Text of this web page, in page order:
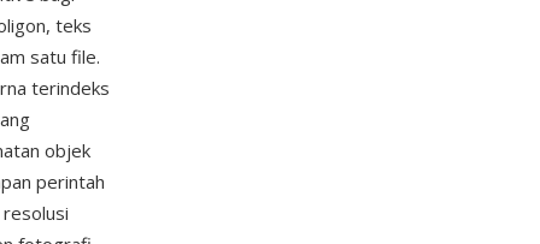
teks
satu file.
terindeks
objek
perintah